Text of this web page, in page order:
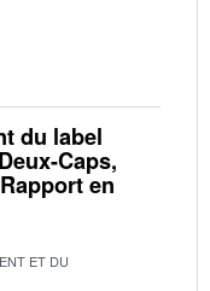
du label
Caps,
en
ET DU